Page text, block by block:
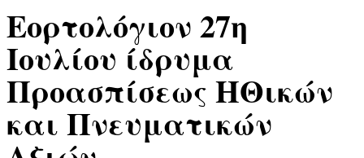
Εορτολόγιον 27η
Ιουλίου ίδρυμα
Προασπίσεως ΗΘικών
και Πνευματικών